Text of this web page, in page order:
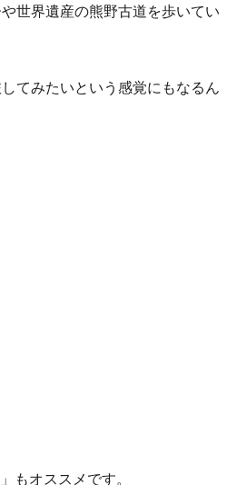
世界遺産の熊野古道を歩いてい
てみたいという感覚にもなるん
もオススメです。